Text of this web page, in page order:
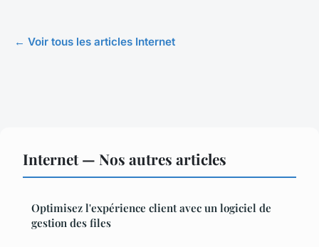
← Voir tous les articles Internet
Internet — Nos autres articles
Optimisez l'expérience client avec un logiciel de
gestion des files